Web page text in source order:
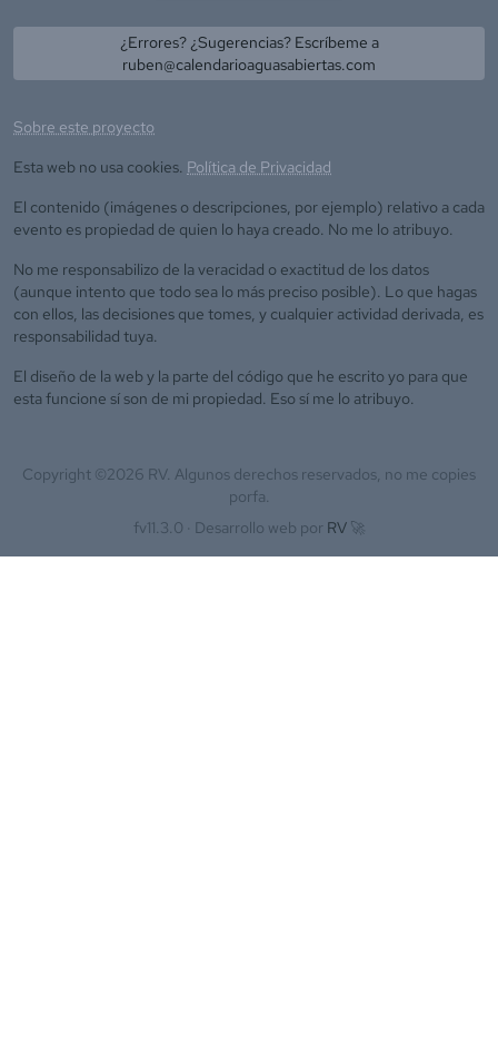
¿Errores? ¿Sugerencias? Escríbeme a
ruben@calendarioaguasabiertas.com
Sobre este proyecto
Esta web no usa cookies. Política de Privacidad
El contenido (imágenes o descripciones, por ejemplo) relativo a cada
evento es propiedad de quien lo haya creado. No me lo atribuyo.
No me responsabilizo de la veracidad o exactitud de los datos
(aunque intento que todo sea lo más preciso posible). Lo que hagas
con ellos, las decisiones que tomes, y cualquier actividad derivada, es
responsabilidad tuya.
El diseño de la web y la parte del código que he escrito yo para que
esta funcione sí son de mi propiedad. Eso sí me lo atribuyo.
Copyright ©2026 RV. Algunos derechos reservados, no me copies
porfa.
fv11.3.0 · Desarrollo web por RV 🚀